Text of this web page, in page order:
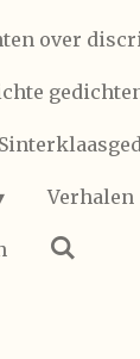
over
Verhalen